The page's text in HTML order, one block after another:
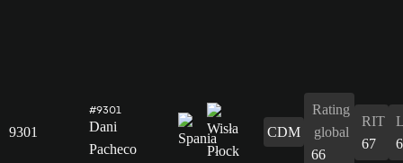
9301
#9301
Dani
Pacheco
CDM
Rating
global
66
RIT
67